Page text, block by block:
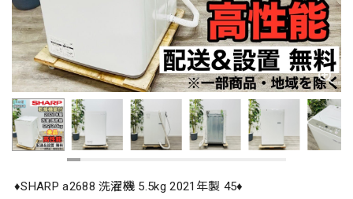
♦️SHARP a2688 洗濯機 5.5kg 2021年製 45♦️